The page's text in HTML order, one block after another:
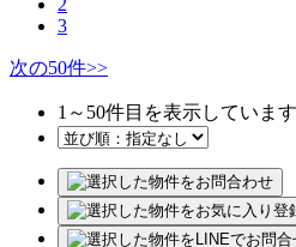
3
次の50件>>
1 ～ 50件目を表示しています